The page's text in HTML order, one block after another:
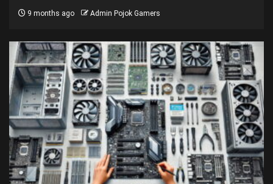
9 months ago Admin Pojok Gamers